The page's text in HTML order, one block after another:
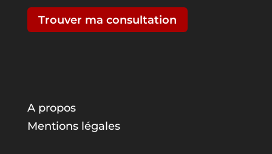
Trouver ma consultation
A propos
Mentions légales